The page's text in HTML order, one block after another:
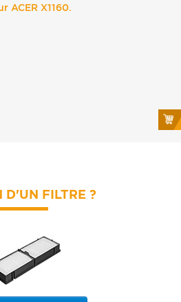
ACER X1160.
D'UN FILTRE ?